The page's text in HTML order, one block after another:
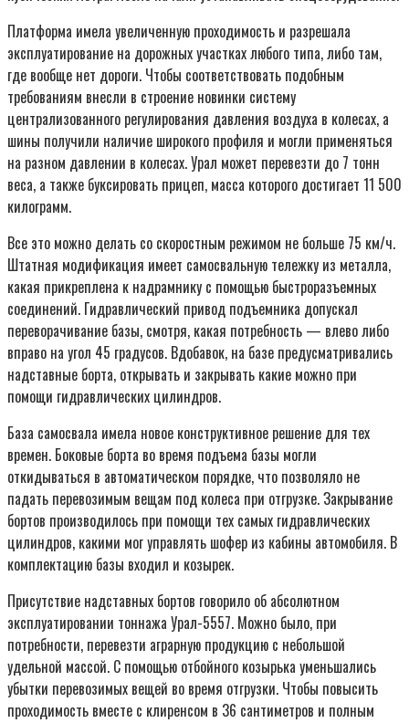
Платформа имела увеличенную проходимость и разрешала
эксплуатирование на дорожных участках любого типа, либо там,
где вообще нет дороги. Чтобы соответствовать подобным
требованиям внесли в строение новинки систему
централизованного регулирования давления воздуха в колесах, а
шины получили наличие широкого профиля и могли применяться
на разном давлении в колесах. Урал может перевезти до 7 тонн
веса, а также буксировать прицеп, масса которого достигает 11 500
килограмм.
Все это можно делать со скоростным режимом не больше 75 км/ч.
Штатная модификация имеет самосвальную тележку из металла,
какая прикреплена к надрамнику с помощью быстроразъемных
соединений. Гидравлический привод подъемника допускал
переворачивание базы, смотря, какая потребность — влево либо
вправо на угол 45 градусов. Вдобавок, на базе предусматривались
надставные борта, открывать и закрывать какие можно при
помощи гидравлических цилиндров.
База самосвала имела новое конструктивное решение для тех
времен. Боковые борта во время подъема базы могли
откидываться в автоматическом порядке, что позволяло не
падать перевозимым вещам под колеса при отгрузке. Закрывание
бортов производилось при помощи тех самых гидравлических
цилиндров, какими мог управлять шофер из кабины автомобиля. В
комплектацию базы входил и козырек.
Присутствие надставных бортов говорило об абсолютном
эксплуатировании тоннажа Урал-5557. Можно было, при
потребности, перевезти аграрную продукцию с небольшой
удельной массой. С помощью отбойного козырька уменьшались
убытки перевозимых вещей во время отгрузки. Чтобы повысить
проходимость вместе с клиренсом в 36 сантиметров и полным